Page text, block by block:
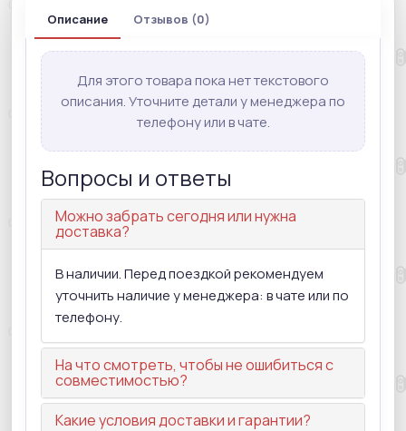
Описание Отзывов (0)
Для этого товара пока нет текстового
описания. Уточните детали у менеджера по
телефону или в чате.
Вопросы и ответы
Можно забрать сегодня или нужна
доставка?
В наличии. Перед поездкой рекомендуем
уточнить наличие у менеджера: в чате или по
телефону.
На что смотреть, чтобы не ошибиться с
совместимостью?
Какие условия доставки и гарантии?